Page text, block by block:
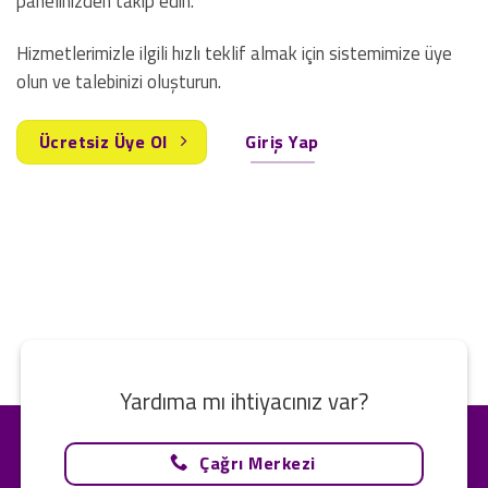
Hizmetlerimizle ilgili hızlı teklif almak için sistemimize üye
olun ve talebinizi oluşturun.
Ücretsiz Üye Ol Giriş Yap
Yardıma mı ihtiyacınız var?
Çağrı Merkezi